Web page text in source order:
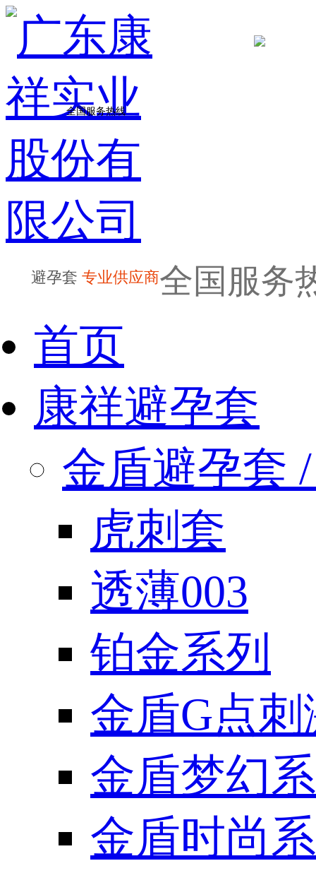
避孕套 专业供应商全国服务
首页
康祥避孕套
金盾避孕套
虎刺套
透薄003
铂金系列
金盾G点
金盾梦幻
金盾时尚
全国服务热线